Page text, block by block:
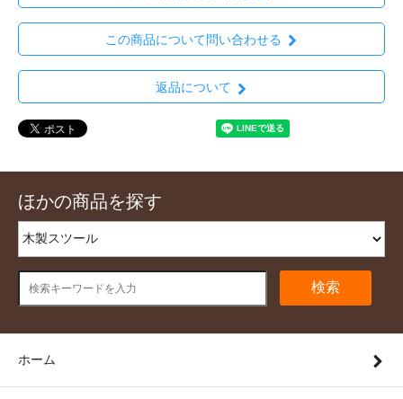
この商品について問い合わせる
返品について
ほかの商品を探す
検索
ホーム